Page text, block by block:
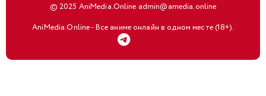
© 2025 AniMedia.Online admin@amedia.online
AniMedia.Online - Все аниме онлайн в одном месте (18+).